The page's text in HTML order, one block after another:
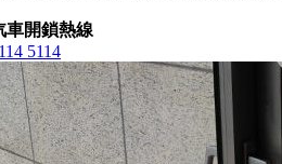
車開鎖熱線
5114